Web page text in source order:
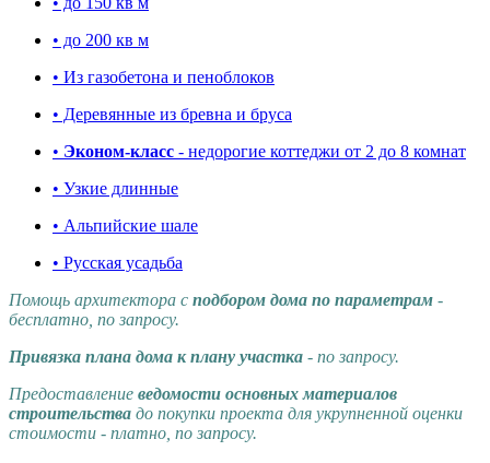
• до 200 кв м
• Из газобетона и пеноблоков
• Деревянные из бревна и бруса
• Эконом-класс - недорогие коттеджи от 2 до 8 комнат
• Узкие длинные
• Альпийские шале
• Русская усадьба
Помощь архитектора с подбором дома по параметрам -
бесплатно, по запросу.
Привязка плана дома к плану участка - по запросу.
Предоставление ведомости основных материалов
строительства до покупки проекта для укрупненной оценки
стоимости - платно, по запросу.